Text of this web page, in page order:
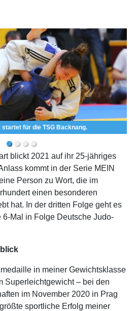
die TSG Backnang.
blickt 2021 auf ihr 25-jähriges
kommt in der Serie MEIN
Person zu Wort, die im
einen besonderen
hat. In der dritten Folge geht es
6-Mal in Folge Deutsche Judo-
in meiner Gewichtsklasse
Superleichtgewicht – bei den
im November 2020 in Prag
sportliche Erfolg meiner